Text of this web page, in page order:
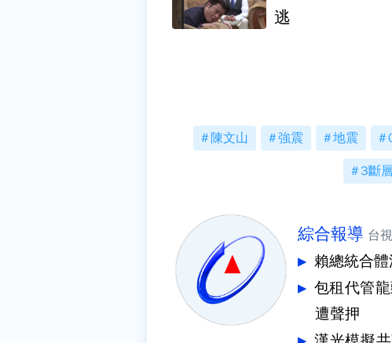
逃
陳文山 強震 地震
3斷層
綜合報導 台
賴總統合
包租代管
遭聲押